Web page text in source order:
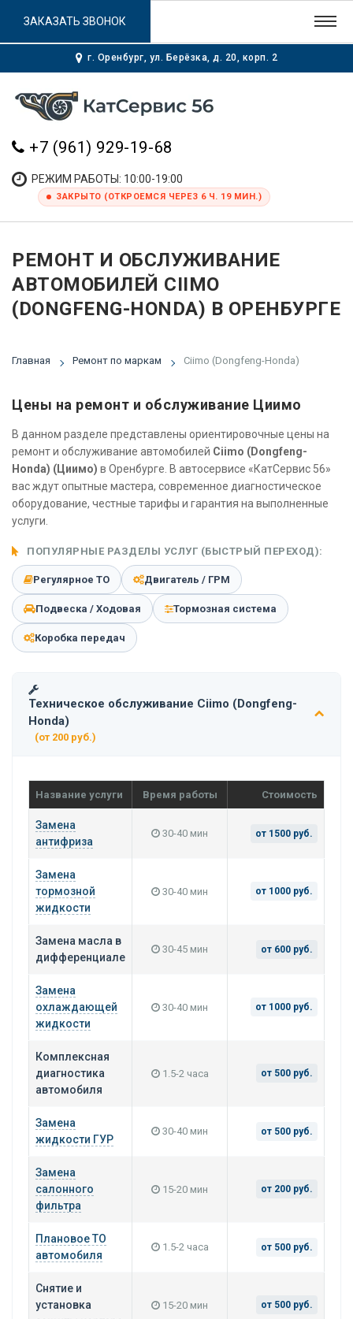
г. Оренбург, ул. Берёзка, д. 20, корп. 2
+7 (961) 929-19-68
РЕЖИМ РАБОТЫ: 10:00-19:00
ЗАКРЫТО (ОТКРОЕМСЯ ЧЕРЕЗ 6 Ч. 19 МИН.)
ЗАКАЗАТЬ ЗВОНОК
РЕМОНТ И ОБСЛУЖИВАНИЕ
АВТОМОБИЛЕЙ CIIMO
(DONGFENG-HONDA) В ОРЕНБУРГЕ
Главная Ремонт по маркам Ciimo (Dongfeng-Honda)
Цены на ремонт и обслуживание Циимо
В данном разделе представлены ориентировочные цены на
ремонт и обслуживание автомобилей Ciimo (Dongfeng-
Honda) (Циимо) в Оренбурге. В автосервисе «КатСервис 56»
вас ждут опытные мастера, современное диагностическое
оборудование, честные тарифы и гарантия на выполненные
услуги.
ПОПУЛЯРНЫЕ РАЗДЕЛЫ УСЛУГ (БЫСТРЫЙ ПЕРЕХОД):
Регулярное ТО Двигатель / ГРМ
Подвеска / Ходовая Тормозная система
Коробка передач
Техническое обслуживание Ciimo (Dongfeng-
Honda)
(от 200 руб.)
Название услуги Время работы Стоимость
Замена
антифриза
30-40 мин от 1500 руб.
Замена
тормозной
жидкости
30-40 мин от 1000 руб.
Замена масла в
дифференциале
30-45 мин от 600 руб.
Замена
охлаждающей
жидкости
30-40 мин от 1000 руб.
Комплексная
диагностика
автомобиля
1.5-2 часа от 500 руб.
Замена
жидкости ГУР
30-40 мин от 500 руб.
Замена
салонного
фильтра
15-20 мин от 200 руб.
Плановое ТО
автомобиля
1.5-2 часа от 500 руб.
Снятие и
установка
15-20 мин от 500 руб.